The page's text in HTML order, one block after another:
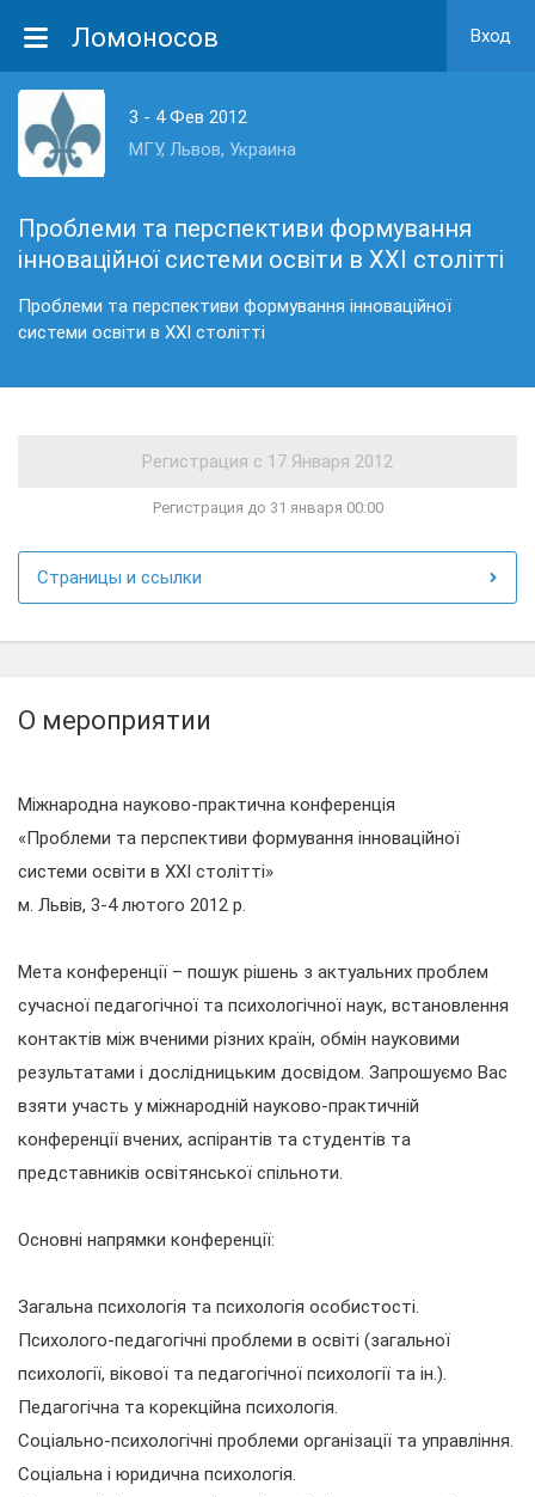
Ломоносов Вход
3 - 4 Фев 2012
МГУ, Львов, Украина
Проблеми та перспективи формування
інноваційної системи освіти в XXI столітті
Проблеми та перспективи формування інноваційної
системи освіти в XXI столітті
Регистрация до 31 января 00:00
Страницы и ссылки
О мероприятии
Міжнародна науково-практична конференція
«Проблеми та перспективи формування інноваційної
системи освіти в XXI столітті»
м. Львів, 3-4 лютого 2012 р.
Мета конференції – пошук рішень з актуальних проблем
сучасної педагогічної та психологічної наук, встановлення
контактів між вченими різних країн, обмін науковими
результатами і дослідницьким досвідом. Запрошуємо Вас
взяти участь у міжнародній науково-практичній
конференції вчених, аспірантів та студентів та
представників освітянської спільноти.
Основні напрямки конференції:
Загальна психологія та психологія особистості.
Психолого-педагогічні проблеми в освіті (загальної
психології, вікової та педагогічної психології та ін.).
Педагогічна та корекційна психологія.
Соціально-психологічні проблеми організації та управління.
Соціальна і юридична психологія.